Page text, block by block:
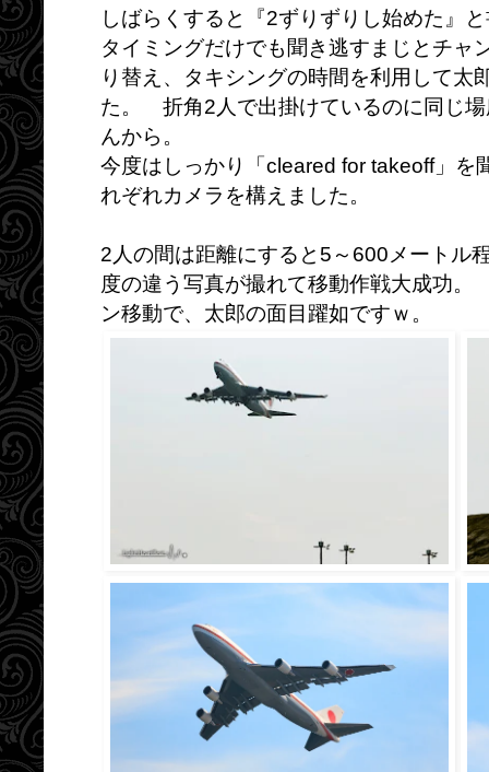
しばらくすると『2ずりずりし始めた』
タイミングだけでも聞き逃すまじとチャ
り替え、タキシングの時間を利用して太
た。 折角2人で出掛けているのに同じ
んから。
今度はしっかり「cleared for takeoff」を
れぞれカメラを構えました。
2人の間は距離にすると5～600メートル
度の違う写真が撮れて移動作戦大成功
ン移動で、太郎の面目躍如ですｗ。